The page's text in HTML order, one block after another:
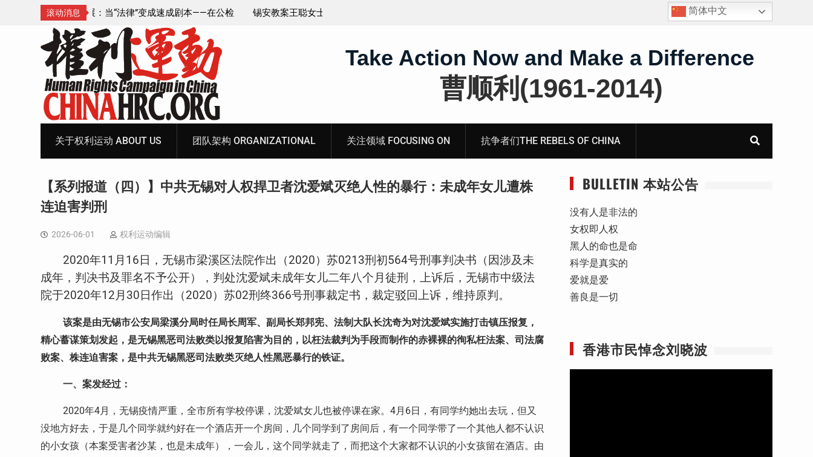
滚动消息
速成剧本——在公检 锡安教案王聪女士被抓更多细节曝光 之一
获刑8年的安徽省合肥市法轮功学员、软件工程师唐志
简体中文
Take Action Now and Make a Difference
曹顺利(1961-2014)
关于权利运动 ABOUT US 团队架构 ORGANIZATIONAL 关注领域 FOCUSING ON 抗争者们THE REBELS OF CHINA
【系列报道（四）】中共无锡对人权捍卫者沈爱斌灭绝人性的暴行：未成年女儿遭株
连迫害判刑
2026-06-01 权利运动编辑
2020年11 月 16 日，无锡市梁溪区法院作出（2020）苏0213刑初564号刑事判决书（因涉及未
成年，判决书及罪名不予公开），判处沈爱斌未成年女儿二年八个月徒刑，上诉后，无锡市中级法
院于2020年12月 30 日作出（2020）苏02刑终366号刑事裁定书，裁定驳回上诉，维持原判。
该案是由无锡市公安局梁溪分局时任局长周军、副局长郑邦宪、法制大队长沈奇为对沈爱斌实施打击镇压报复，
精心蓄谋策划发起，是无锡黑恶司法败类以报复陷害为目的，以枉法裁判为手段而制作的赤裸裸的徇私枉法案、司法腐
败案、株连迫害案，是中共无锡黑恶司法败类灭绝人性黑恶暴行的铁证。
一、案发经过：
2020年4月，无锡疫情严重，全市所有学校停课，沈爱斌女儿也被停课在家。4月 6日，有同学约她出去玩，但又
没地方好去，于是几个同学就约好在一个酒店开一个房间，几个同学到了房间后，有一个同学带了一个其他人都不认识
的小女孩（本案受害者沙某，也是未成年），一会儿，这个同学就走了，而把这个大家都不认识的小女孩留在酒店。由
BULLETIN 本站公告
没有人是非法的
女权即人权
黑人的命也是命
科学是真实的
爱就是爱
善良是一切
香港市民悼念刘晓波